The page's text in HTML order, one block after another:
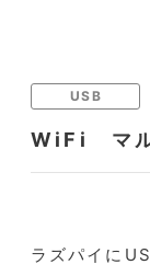
USB
WiFi マ
ラズパイに